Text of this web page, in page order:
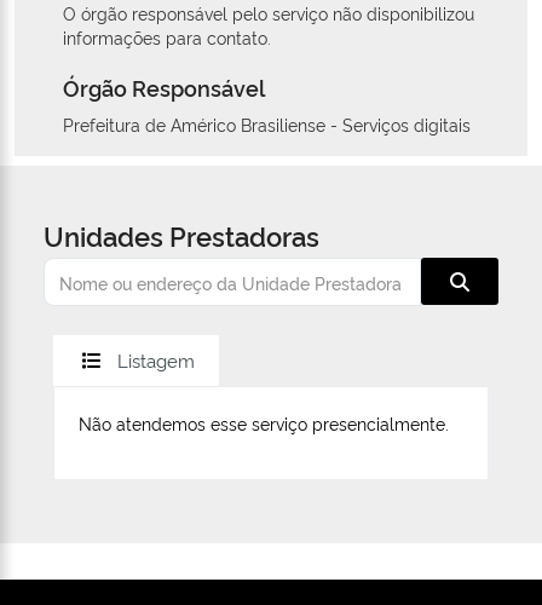
O órgão responsável pelo serviço não disponibilizou
informações para contato.
Órgão Responsável
Prefeitura de Américo Brasiliense - Serviços digitais
Unidades Prestadoras
Listagem
Não atendemos esse serviço presencialmente.